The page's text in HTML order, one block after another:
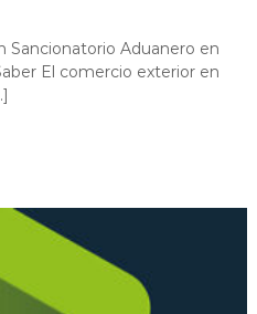
Aduanero en
El comercio exterior en